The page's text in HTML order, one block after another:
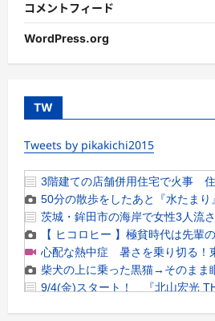
コメントフィード
WordPress.org
TW
Tweets by pikakichi2015